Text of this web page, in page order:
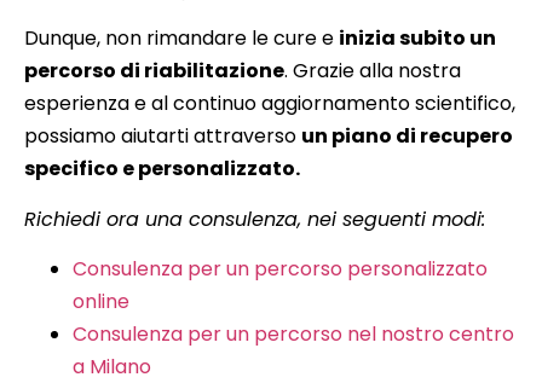
Dunque, non rimandare le cure e inizia subito un
percorso di riabilitazione. Grazie alla nostra
esperienza e al continuo aggiornamento scientifico,
possiamo aiutarti attraverso un piano di recupero
specifico e personalizzato.
Richiedi ora una consulenza, nei seguenti modi:
Consulenza per un percorso personalizzato
online
Consulenza per un percorso nel nostro centro
a Milano